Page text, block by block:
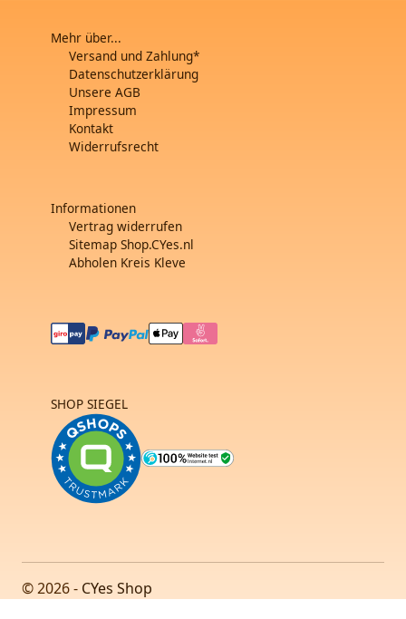
Mehr über...
Versand und Zahlung*
Datenschutzerklärung
Unsere AGB
Impressum
Kontakt
Widerrufsrecht
Informationen
Vertrag widerrufen
Sitemap Shop.CYes.nl
Abholen Kreis Kleve
SHOP SIEGEL
© 2026 - CYes Shop